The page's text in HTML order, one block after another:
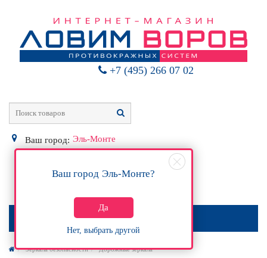
+7 (495) 266 07 02
Ваш город: Эль-Монте
Ваш город Эль-Монте?
Да
Нет, выбрать другой
0Р
МЕНЮ
Зеркала безопасности Дорожные зеркала